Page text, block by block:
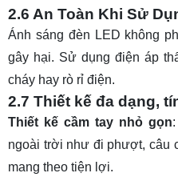
2.6 An Toàn Khi Sử
Ánh sáng đèn LED không
gây hại. Sử dụng điện áp
cháy hay rò rỉ điện.
2.7 Thiết kế đa dạng,
Thiết kế cầm tay nhỏ gọn
ngoài trời như đi phượt, câu
mang theo tiện lợi.